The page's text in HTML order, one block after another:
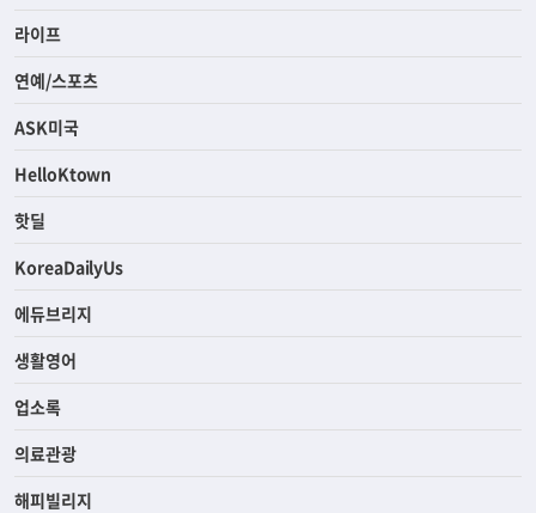
라이프
연예/스포츠
ASK미국
HelloKtown
핫딜
KoreaDailyUs
에듀브리지
생활영어
업소록
의료관광
해피빌리지